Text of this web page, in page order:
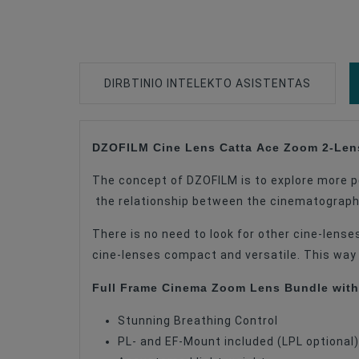
DIRBTINIO INTELEKTO ASISTENTAS
Lens Mount
Lens Mount
Lens Type
Maximum Aperture
DZOFILM Cine Lens Catta Ace Zoom 2-
The concept of DZOFILM is to explore
the relationship between the
There is no need to look for other cine-
cine-lenses compact and versatile. This
Full Frame Cinema Zoom Lens Bundle
Stunning Breathing Control
PL- and EF-Mount included (LPL optional)